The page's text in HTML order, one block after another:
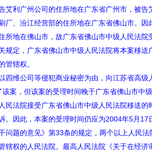
艾利广州公司的住所地在广东省广州市，被告
厂、汾江经营部的住所地在广东省佛山市。因
所地在佛山市，故广东省佛山市中级人民法院
规定，广东省佛山市中级人民法院将本案移送
管辖权。
维公司等侵犯商业秘密为由，向江苏省高级
该案，但该案的受理时间晚于广东省佛山市中
民法院接受广东省佛山市中级人民法院移送的
。因此，本案的受理时间仍应为2004年5月 17
问题的意见》第33条的规定，两个以上人民
辖权的人民法院。最高人民法院《关于在经济